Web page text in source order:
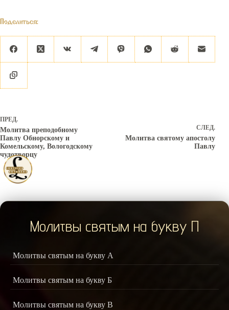
Поделиться:
ПРЕД.
Молитва преподобному
Павлу Обнорскому и
Комельскому, Вологодскому
чудотворцу
СЛЕД.
Молитва святому апостолу
Павлу
Молитвы святым на букву П
Молитвы святым на букву А
Молитвы святым на букву Б
Молитвы святым на букву В